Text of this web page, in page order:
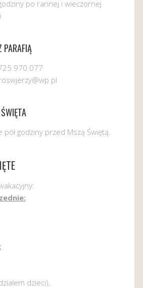
po rannej i wieczornej
PARAFIĄ
970 077
pół godziny przed Mszą Świętą.
dzieci),